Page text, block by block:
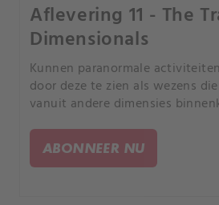
Aflevering 11 - The
Dimensionals
Kunnen paranormale
door deze te zien als wezens
vanuit andere dimensies
werden deze entiteiten als
beschreven.
ABONNEER NU